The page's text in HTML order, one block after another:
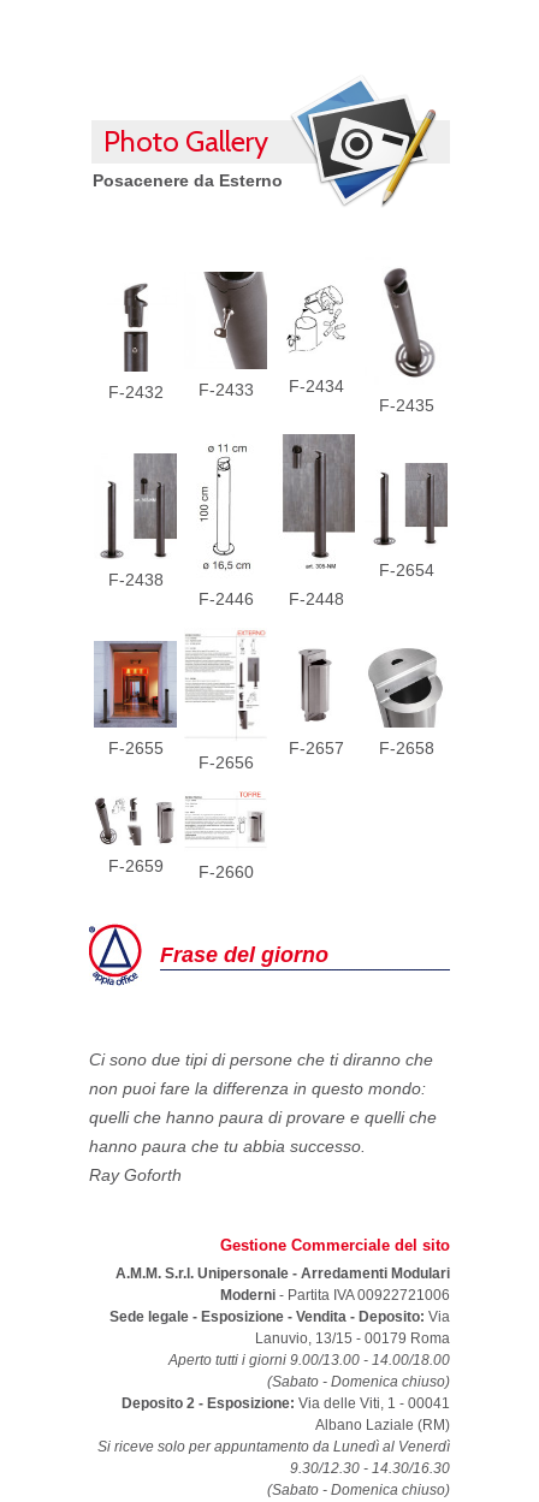
Photo Gallery
Posacenere da Esterno
F-2432 F-2433
F-2434
F-2435
F-2438
F-2446
F-2448
F-2654
F-2655
F-2656
F-2657 F-2658
F-2659 F-2660
Frase del giorno
Ci sono due tipi di persone che ti diranno che
non puoi fare la differenza in questo mondo:
quelli che hanno paura di provare e quelli che
hanno paura che tu abbia successo.
Ray Goforth
Gestione Commerciale del sito
A.M.M. S.r.l. Unipersonale - Arredamenti Modulari
Moderni - Partita IVA 00922721006
Sede legale - Esposizione - Vendita - Deposito: Via
Lanuvio, 13/15 - 00179 Roma
Aperto tutti i giorni 9.00/13.00 - 14.00/18.00
(Sabato - Domenica chiuso)
Deposito 2 - Esposizione: Via delle Viti, 1 - 00041
Albano Laziale (RM)
Si riceve solo per appuntamento da Lunedì al Venerdì
9.30/12.30 - 14.30/16.30
(Sabato - Domenica chiuso)